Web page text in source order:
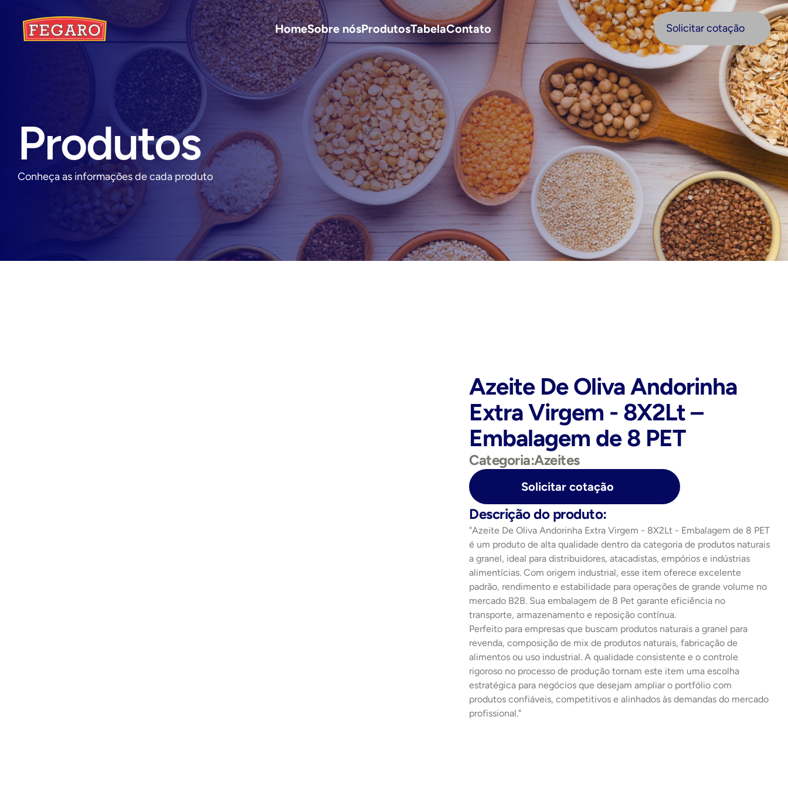
HomeSobre nósProdutosTabelaContato Solicitar cotação
Solicitar cotação
Produtos
Conheça as informações de cada produto
Azeite De Oliva Andorinha
Extra Virgem - 8X2Lt –
Embalagem de 8 PET
Categoria:Azeites
Solicitar cotação
Descrição do produto:
"Azeite De Oliva Andorinha Extra Virgem - 8X2Lt - Embalagem de 8 PET
é um produto de alta qualidade dentro da categoria de produtos naturais
a granel, ideal para distribuidores, atacadistas, empórios e indústrias
alimentícias. Com origem industrial, esse item oferece excelente
padrão, rendimento e estabilidade para operações de grande volume no
mercado B2B. Sua embalagem de 8 Pet garante eficiência no
transporte, armazenamento e reposição contínua.
Perfeito para empresas que buscam produtos naturais a granel para
revenda, composição de mix de produtos naturais, fabricação de
alimentos ou uso industrial. A qualidade consistente e o controle
rigoroso no processo de produção tornam este item uma escolha
estratégica para negócios que desejam ampliar o portfólio com
produtos confiáveis, competitivos e alinhados às demandas do mercado
profissional."